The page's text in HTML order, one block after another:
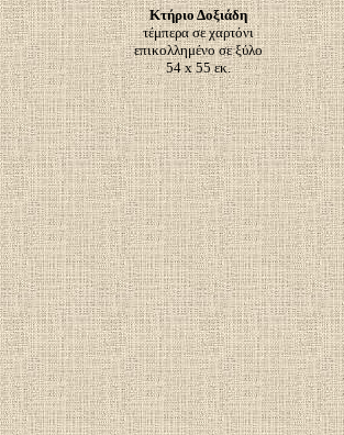
Κτήριο Δοξιάδη
τέμπερα σε χαρτόνι
επικολλημένο σε ξύλο
54 x 55 εκ.